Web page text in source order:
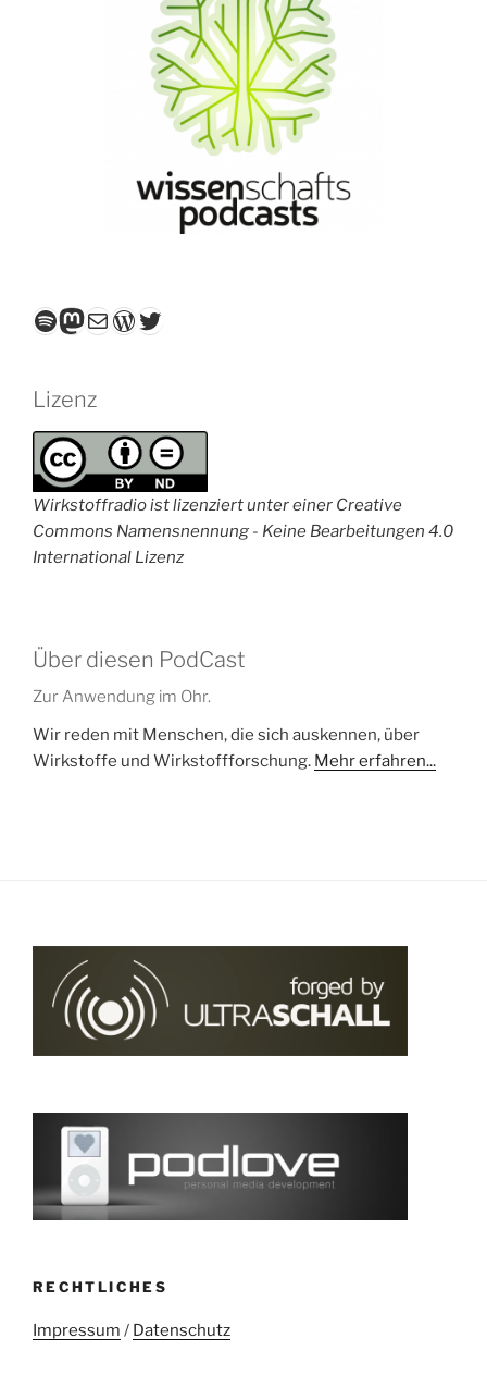
Spotify
Mastodon
E-MailWordPress
Twitter
Lizenz
Wirkstoffradio ist lizenziert unter einer Creative
Commons Namensnennung - Keine Bearbeitungen 4.0
International Lizenz
Über diesen PodCast
Zur Anwendung im Ohr.
Wir reden mit Menschen, die sich auskennen, über
Wirkstoffe und Wirkstoffforschung. Mehr erfahren...
RECHTLICHES
Impressum / Datenschutz